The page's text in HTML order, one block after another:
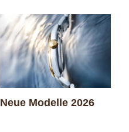
Neue Modelle 2026